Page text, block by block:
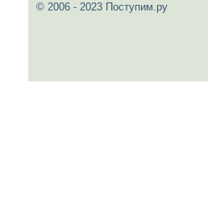
© 2006 - 2023 Поступим.ру